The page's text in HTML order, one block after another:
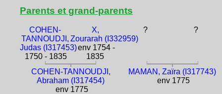
Parents et grand-parents
COHEN-
TANNOUDJI,
Judas (I317453)
1750 - 1835
X,
Zourarah (I332959)
env 1754 -
1835
? ?
COHEN-TANNOUDJI,
Abraham (I317454)
env 1775
MAMAN, Zaïra (I317743)
env 1775